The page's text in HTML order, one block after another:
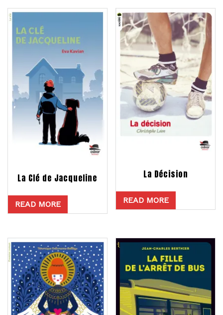
La Clé de Jacqueline
READ MORE
La Décision
READ MORE